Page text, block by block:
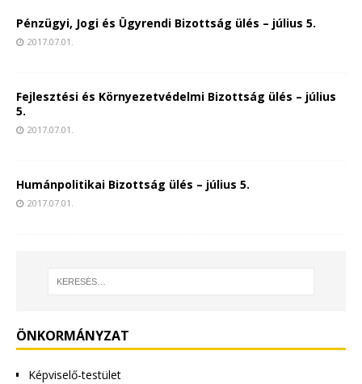
Pénzügyi, Jogi és Ügyrendi Bizottság ülés – július 5.
2017.07.01.
Fejlesztési és Környezetvédelmi Bizottság ülés – július
5.
2017.07.01.
Humánpolitikai Bizottság ülés – július 5.
2017.07.01.
ÖNKORMÁNYZAT
Képviselő-testület